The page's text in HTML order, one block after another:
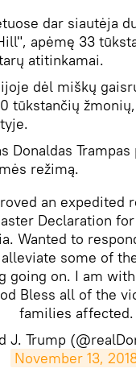
dar siautėja
apėmę 33
atitinkamai.
dėl miškų
tūkstančių
Donaldas
režimą.
an expedited
Declaration
Wanted to
some of
going on. I am
Bless all of the
families affected.
J. Trump
November 13,